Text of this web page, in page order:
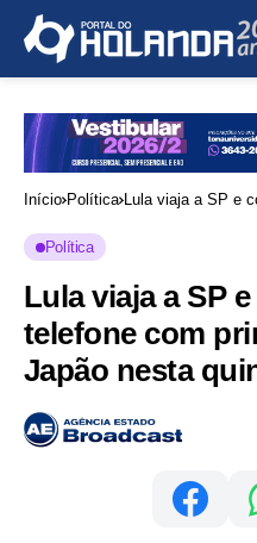
Início Política Lula viaja a SP e
Política
Lula viaja a SP
telefone com
Japão nesta